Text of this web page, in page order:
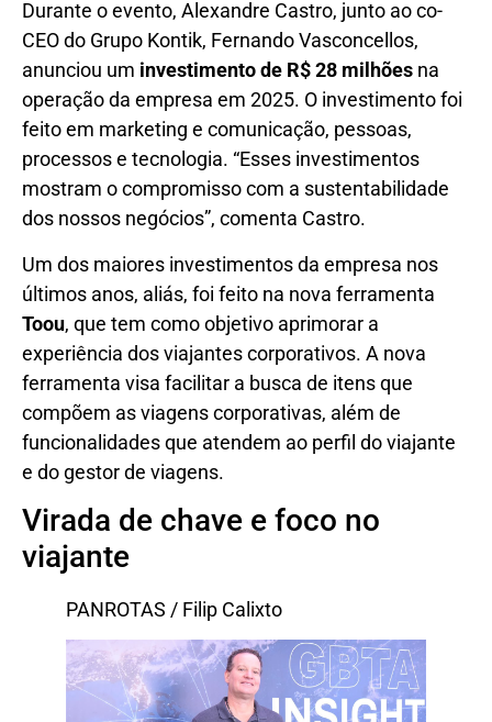
Durante o evento, Alexandre Castro, junto ao co-
CEO do Grupo Kontik, Fernando Vasconcellos,
anunciou um investimento de R$ 28 milhões na
operação da empresa em 2025. O investimento foi
feito em marketing e comunicação, pessoas,
processos e tecnologia. “Esses investimentos
mostram o compromisso com a sustentabilidade
dos nossos negócios”, comenta Castro.
Um dos maiores investimentos da empresa nos
últimos anos, aliás, foi feito na nova ferramenta
Toou, que tem como objetivo aprimorar a
experiência dos viajantes corporativos. A nova
ferramenta visa facilitar a busca de itens que
compõem as viagens corporativas, além de
funcionalidades que atendem ao perfil do viajante
e do gestor de viagens.
Virada de chave e foco no
viajante
PANROTAS / Filip Calixto